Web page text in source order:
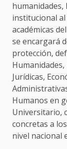
institucional al
académicas
se encargará
protección,
Jurídicas,
Humanos en
Universitario,
concretas a
nivel nacional